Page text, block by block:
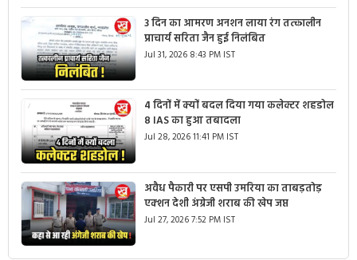
3 दिन का आमरण अनशन लाया रंग तत्कालीन
प्राचार्य सरिता जैन हुई निलंबित
Jul 31, 2026 8:43 PM IST
4 दिनों में क्यों बदल दिया गया कलेक्टर शहडोल
8 IAS का हुआ तबादला
Jul 28, 2026 11:41 PM IST
अवैध पैकारी पर एसपी उमरिया का ताबड़तोड़
एक्शन देशी अंग्रेजी शराब की खेप जप्त
Jul 27, 2026 7:52 PM IST